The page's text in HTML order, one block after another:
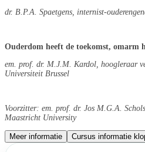
dr. B.P.A. Spaetgens, internist-
Ouderdom heeft de toekomst, omarm
em. prof. dr. M.J.M. Kardol, hoogleraar
Universiteit Brussel
Voorzitter: em. prof. dr. Jos M.G.A.
Maastricht University
Meer informatie Cursus informatie